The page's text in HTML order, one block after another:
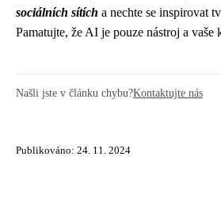
sociálních sítích a nechte se inspirovat
Pamatujte, že AI je pouze nástroj a vaše
Našli jste v článku chybu?Kontaktujte nás
Publikováno: 24. 11. 2024